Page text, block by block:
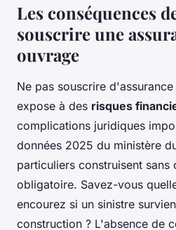
Les conséquences
souscrire une
ouvrage
Ne pas souscrire
expose à des risques
complications juridiques
données 2025 du ministère
particuliers construisent sans
obligatoire. Savez-vous
encourez si un sinistre
construction ? L'absence de